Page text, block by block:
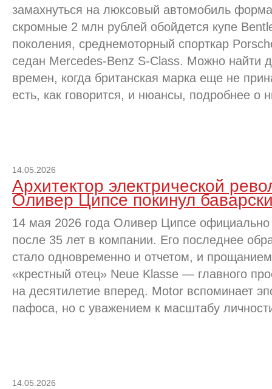
замахнуться на люксовый автомобиль
скромные 2 млн рублей обойдется купе
поколения, среднемоторный спорткар
седан Mercedes-Benz S-Class. Можно найти
времен, когда британская марка еще не
есть, как говорится, и нюансы, подробнее о
14.05.2026
Архитектор электрической
Оливер Ципсе покинул
14 мая 2026 года Оливер Ципсе официально
после 35 лет в компании. Его последнее
стало одновременно и отчетом, и
«крестный отец» Neue Klasse — главного
на десятилетие вперед. Motor вспоминает
пафоса, но с уважением к масштабу
14.05.2026